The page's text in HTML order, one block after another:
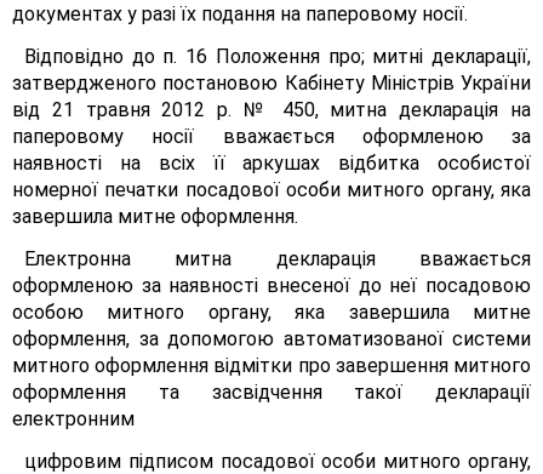
документах у разі їх подання на паперовому носії.
Відповідно до п. 16 Положення про; митні декларації,
затвердженого постановою Кабінету Міністрів України
від 21 травня 2012 р. № 450, митна декларація на
паперовому носії вважається оформленою за
наявності на всіх її аркушах відбитка особистої
номерної печатки посадової особи митного органу, яка
завершила митне оформлення.
Електронна митна декларація вважається
оформленою за наявності внесеної до неї посадовою
особою митного органу, яка завершила митне
оформлення, за допомогою автоматизованої системи
митного оформлення відмітки про завершення митного
оформлення та засвідчення такої декларації
електронним
цифровим підписом посадової особи митного органу,